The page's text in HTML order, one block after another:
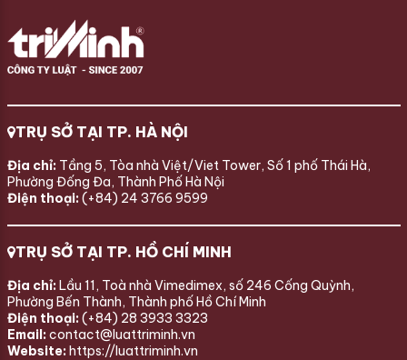
TRỤ SỞ TẠI TP. HÀ NỘI
Địa chỉ: Tầng 5, Tòa nhà Việt/Viet Tower, Số 1 phố Thái Hà,
Phường Đống Đa, Thành Phố Hà Nội
Điện thoại: (+84) 24 3766 9599
TRỤ SỞ TẠI TP. HỒ CHÍ MINH
Địa chỉ: Lầu 11, Toà nhà Vimedimex, số 246 Cống Quỳnh,
Phường Bến Thành, Thành phố Hồ Chí Minh
Điện thoại: (+84) 28 3933 3323
Email: contact@luattriminh.vn
Website: https://luattriminh.vn